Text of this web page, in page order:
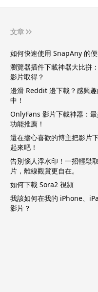
文章
如何快速使用 SnapAny 的
瀏覽器插件下載神器大比拼
影片取得？
邊滑 Reddit 邊下載？感興
中！
OnlyFans 影片下載神器：
功能推薦！
還在擔心喜歡的博主把影片
起來吧！
告別惱人浮水印！一招輕鬆
片，離線觀賞更自在。
如何下載 Sora2 視頻
我該如何在我的 iPhone、
影片？